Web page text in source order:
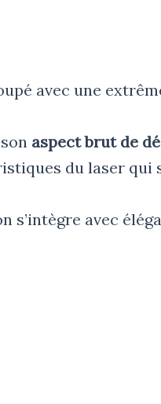
avec une
aspect brut de
du laser qui
s’intègre avec